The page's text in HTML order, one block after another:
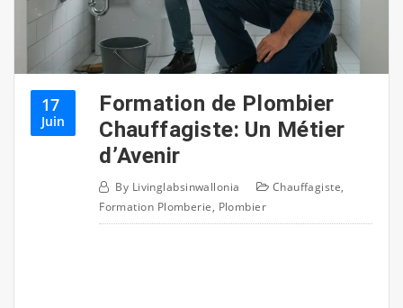
17
Juin
Formation de Plombier
Chauffagiste: Un Métier
d’Avenir
By Livinglabsinwallonia Chauffagiste,
Formation Plomberie, Plombier